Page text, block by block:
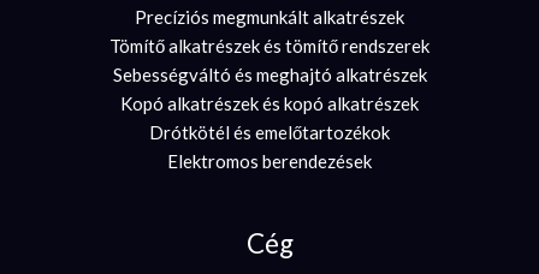
Precíziós megmunkált alkatrészek
Tömítő alkatrészek és tömítő rendszerek
Sebességváltó és meghajtó alkatrészek
Kopó alkatrészek és kopó alkatrészek
Drótkötél és emelőtartozékok
Elektromos berendezések
Cég